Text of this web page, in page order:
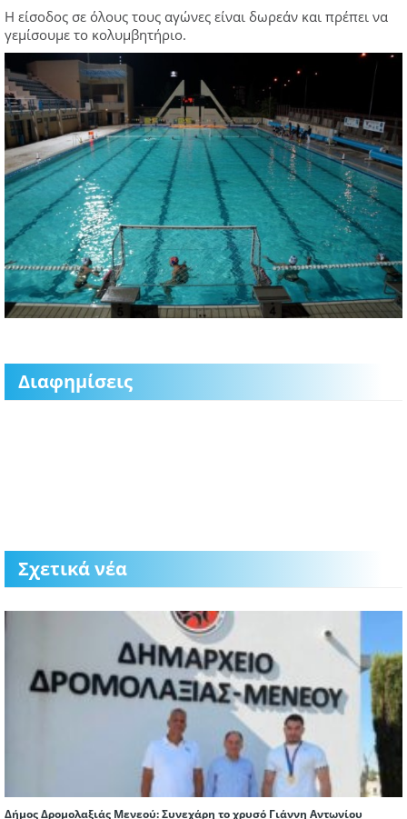
Η είσοδος σε όλους τους αγώνες είναι δωρεάν και πρέπει να
γεμίσουμε το κολυμβητήριο.
Διαφημίσεις
Σχετικά νέα
Δήμος Δρομολαξιάς Μενεού: Συνεχάρη το χρυσό Γιάννη Αντωνίου